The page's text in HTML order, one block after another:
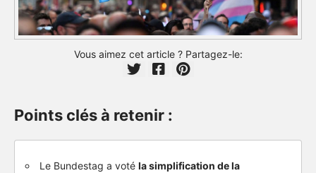
Vous aimez cet article ? Partagez-le:
Points clés à retenir :
Le Bundestag a voté la simplification de la